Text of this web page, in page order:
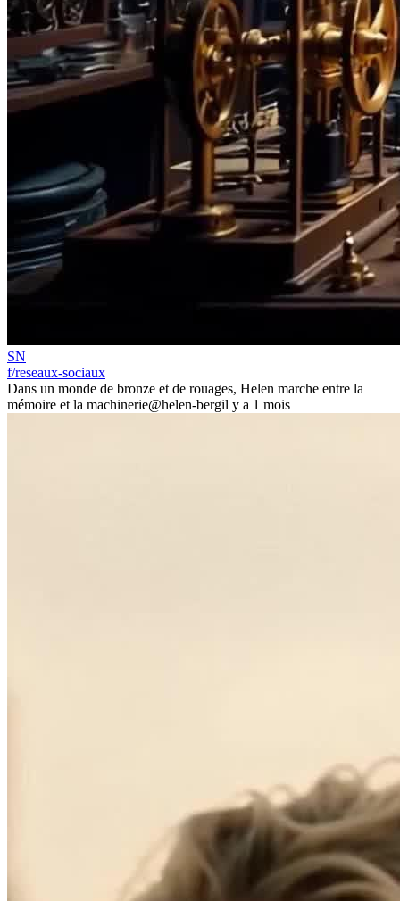
SN
f/reseaux-sociaux
Dans un monde de bronze et de rouages, Helen marche entre la
mémoire et la machinerie@helen-bergil y a 1 mois